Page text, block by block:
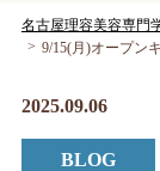
NaRiBiのミ
キャンパスラ
名古屋理容美容専門
9/15(月)オープン
2025.09.06
BLOG